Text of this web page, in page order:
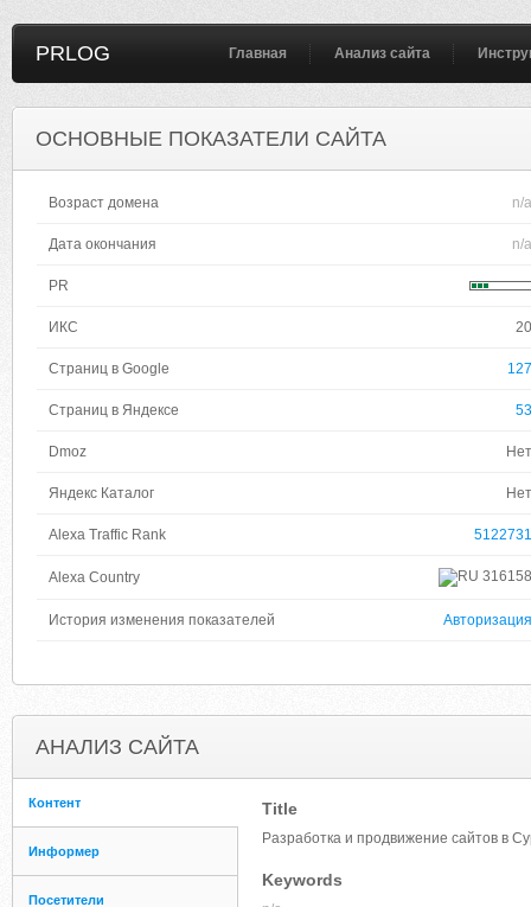
PRLOG Главная Анализ сайта
ОСНОВНЫЕ ПОКАЗАТЕЛИ САЙТА
Возраст домена n/a
Дата окончания n/a
PR
ИКС 20
Страниц в Google 127
Страниц в Яндексе 53
Dmoz Нет
Яндекс Каталог Нет
Alexa Traffic Rank 5122731
Alexa Country 316158
История изменения показателей Авторизация
АНАЛИЗ САЙТА
Контент
Информер
Посетители
Title
Разработка и продвижение сайтов в
Keywords